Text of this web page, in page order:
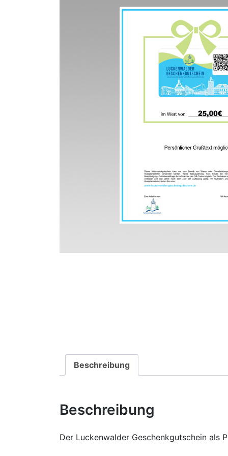
Beschreibung
Beschreibung
Der Luckenwalder Geschenkgutschein als